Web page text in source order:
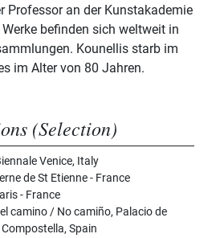
Professor an der Kunstakademie
befinden sich weltweit in
Kounellis starb im
im Alter von 80 Jahren.
(Selection)
Venice, Italy
de St Etienne - France
- France
camino / No camiño, Palacio de
Spain